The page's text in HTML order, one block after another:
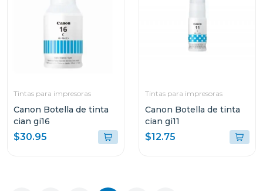
Tintas para impresoras
Canon Botella de tinta
cian gi16
$30.95
Tintas para impresoras
Canon Botella de tinta
cian gi11
$12.75